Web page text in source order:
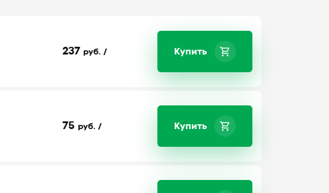
237 руб. / Купить
75 руб. / Купить